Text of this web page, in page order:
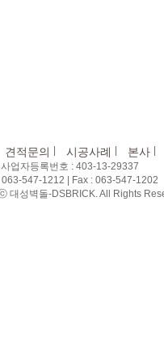
견적문의 시공사례 본사
사업자등록번호 : 403-13-29337
063-547-1212 | Fax : 063-547-1202
대성벽돌-DSBRICK. All Rights